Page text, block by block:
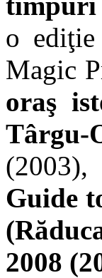
o
Magic
oraş
Târgu-
Guide
2008